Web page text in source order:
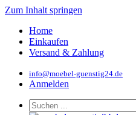
Zum Inhalt springen
Home
Einkaufen
Versand & Zahlung
info@moebel-guenstig24.de
Anmelden